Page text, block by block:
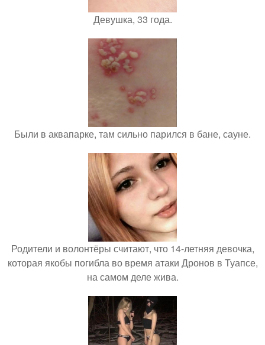
Девушка, 33 года.
Были в аквапарке, там сильно парился в бане, сауне.
Родители и волонтёры считают, что 14-летняя девочка,
которая якобы погибла во время атаки Дронов в Туапсе,
на самом деле жива.